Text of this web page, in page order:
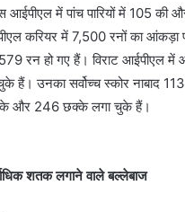
आईपीएल में पांच पारियों में 105
करियर में 7,500 रनों का आंकड़ा
रन हो गए हैं। विराट आईपीएल
हैं। उनका सर्वोच्च स्कोर नाबाद
और 246 छक्के लगा चुके हैं।
शतक लगाने वाले बल्लेबाज